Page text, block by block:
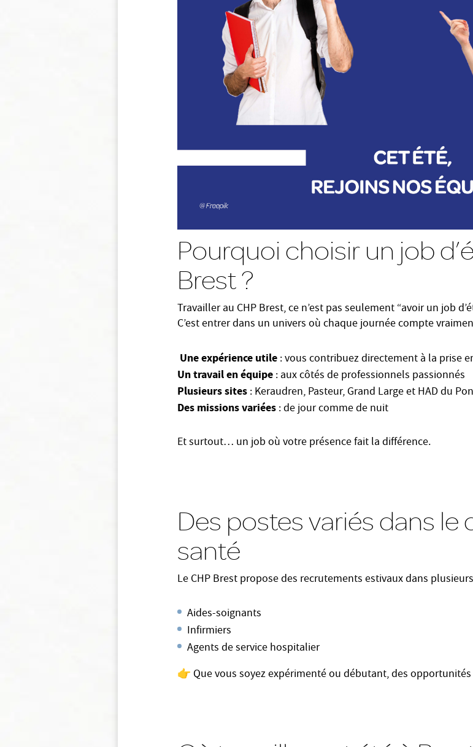
Pourquoi choisir un job
Brest ?
Travailler au CHP Brest, ce n’est pas seulement “avoir un job
C’est entrer dans un univers où chaque journée compte
Une expérience utile : vous contribuez directement à la prise
Un travail en équipe : aux côtés de professionnels passionnés
Plusieurs sites : Keraudren, Pasteur, Grand Large et HAD du
Des missions variées : de jour comme de nuit
Et surtout… un job où votre présence fait la différence.
Des postes variés dans le
santé
Le CHP Brest propose des recrutements estivaux dans
Aides-soignants
Infirmiers
Agents de service hospitalier
👉 Que vous soyez expérimenté ou débutant, des